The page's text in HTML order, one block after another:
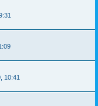
10:41